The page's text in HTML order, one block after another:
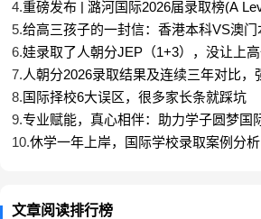
如果说美本录取是“群雄逐鹿”，英
人大附ICC的“主场”。今年，该校以
（牛津剑桥11枚），领 先北师大实
学校（9枚）的差距被大幅拉开。为
如此明显？
课程适配性：人大附ICC的A-Level
学高度匹配，准确对接申请要求；
造英国申请优势；
4.重磅发布 | 潞河国际2026届录取榜(A
5.给高三孩子的一封信：香港本科VS澳门
6.娃录取了人朝分JEP（1+3），没让上
7.人朝分2026录取结果及连续三年对比，
8.国际择校6大误区，很多家长条就踩坑
9.专业赋能，真心相伴：助力学子圆梦国
10.休学一年上岸，国际学校录取案例分析
文章阅读排行榜